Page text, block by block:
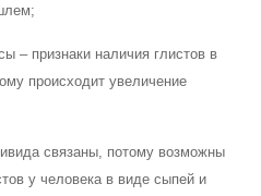
– признаки наличия глистов в
происходит увеличение
связаны, потому возможны
у человека в виде сыпей и